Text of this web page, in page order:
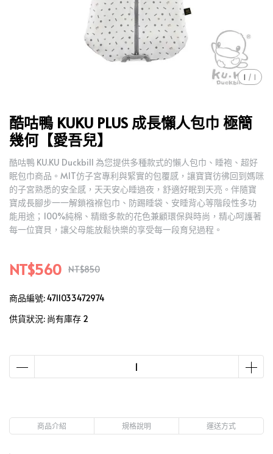
1 / 1
酷咕鴨 KUKU PLUS 成長懶人包巾 極簡
幾何【愛吾兒】
酷咕鴨 KU.KU Duckbill 為您提供多種款式的懶人包巾、睡袍、超好
眠包巾商品。MIT仿子宮專利與緊實的包覆感，讓寶寶彷彿回到媽咪
的子宮熟悉的安全感，天天安心睡過夜，舒適好眠到天亮。伴隨寶
寶成長腳步一一解鎖襁褓包巾、防踢睡袋、安睡背心等階段性多功
能用途；100%純棉、精緻多款的花色兼顧環保與時尚，精心呵護著
每一位寶貝，讓父母能放鬆快樂的享受每一段育兒過程。
NT$560 NT$850
商品編號:4711033472974
供貨狀況: 尚有庫存 2
商品介紹 規格說明 運送方式